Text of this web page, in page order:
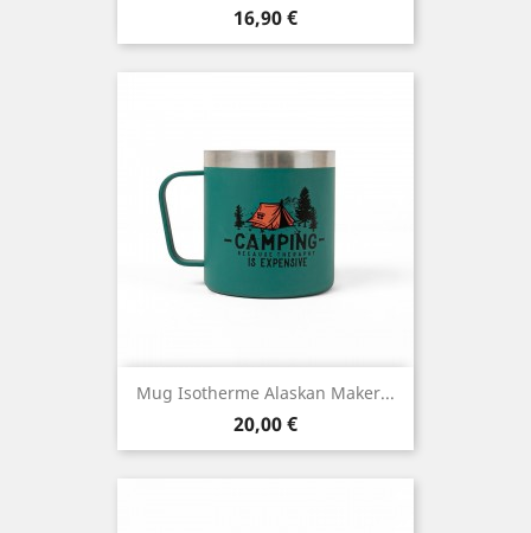
Prix
16,90 €
Mug Isotherme Alaskan Maker...
Prix
20,00 €